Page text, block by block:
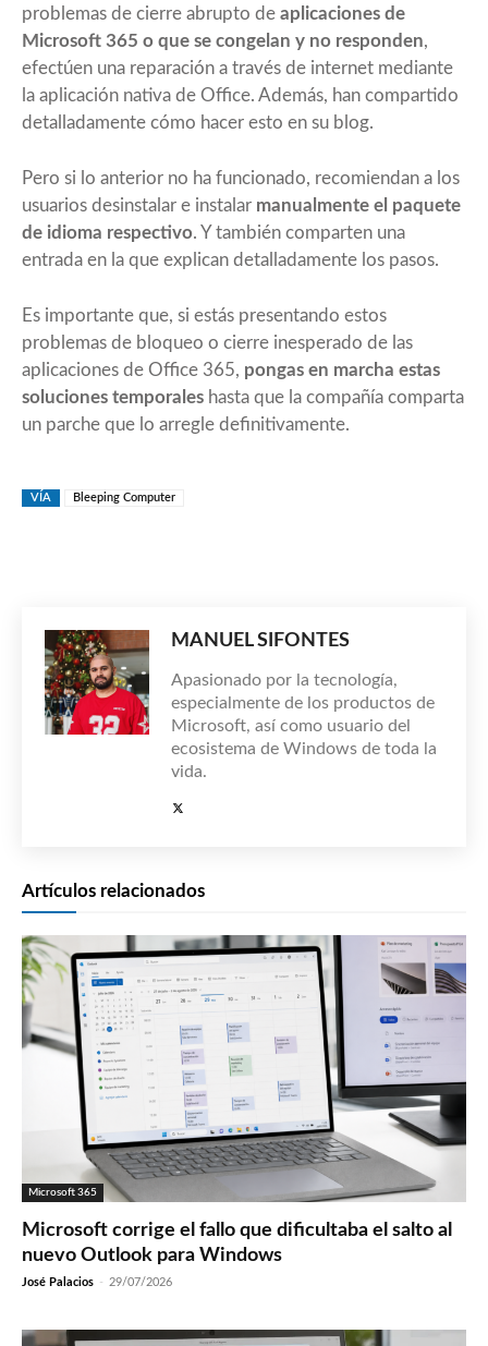
problemas de cierre abrupto de aplicaciones de
Microsoft 365 o que se congelan y no responden,
efectúen una reparación a través de internet mediante
la aplicación nativa de Office. Además, han compartido
detalladamente cómo hacer esto en su blog.
Pero si lo anterior no ha funcionado, recomiendan a los
usuarios desinstalar e instalar manualmente el paquete
de idioma respectivo. Y también comparten una
entrada en la que explican detalladamente los pasos.
Es importante que, si estás presentando estos
problemas de bloqueo o cierre inesperado de las
aplicaciones de Office 365, pongas en marcha estas
soluciones temporales hasta que la compañía comparta
un parche que lo arregle definitivamente.
VÍA Bleeping Computer
MANUEL SIFONTES
Apasionado por la tecnología,
especialmente de los productos de
Microsoft, así como usuario del
ecosistema de Windows de toda la
vida.
Artículos relacionados
Microsoft 365
Microsoft corrige el fallo que dificultaba el salto al
nuevo Outlook para Windows
José Palacios - 29/07/2026